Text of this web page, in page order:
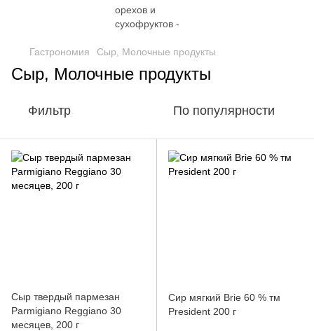
Гастрономия Сыр, Молочные продукты
Сыр, Молочные продукты
Фильтр По популярности
Сыр твердый пармезан
Parmіgiano Reggiano 30
месяцев, 200 г
Сир мягкий Brie 60 % тм
President 200 г